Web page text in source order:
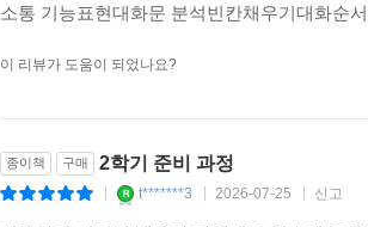
소통 기능표현대화문 분석빈칸채우기대화순
이 리뷰가 도움이 되었나요?
종이책 구매 2학기 준비 과정
t*******3 2026-07-25 신고